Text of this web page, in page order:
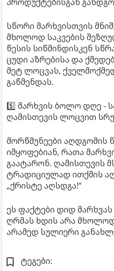
სწორი მარხვისთვის
მხოლოდ საკვების
წესის სიწმინდისკენ
ცუდი აზრებისა და
მეტ ლოცვას,
გაწმენდას.
5️⃣ მარხვის ბოლო დღე -
ღამისთევის ლოცვით
მორწმუნეები აღდგომის
იმყოფებიან, რათა
გაატარონ. ღამისთევის
ტრადიციულად ითქმის
„ქრისტე აღსდგა!“
ეს ფაქტები დიდ
ღრმას ხდის არა მხოლოდ
არამედ სულიერი
ტეგები: